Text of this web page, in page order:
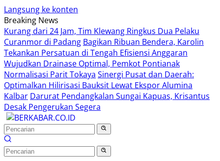
Langsung ke konten
Breaking News
Kurang dari 24 Jam, Tim Klewang Ringkus Dua Pelaku
Curanmor di Padang Bagikan Ribuan Bendera, Karolin
Tekankan Persatuan di Tengah Efisiensi Anggaran
Wujudkan Drainase Optimal, Pemkot Pontianak
Normalisasi Parit Tokaya Sinergi Pusat dan Daerah:
Optimalkan Hilirisasi Bauksit Lewat Ekspor Alumina
Kalbar Darurat Pendangkalan Sungai Kapuas, Krisantus
Desak Pengerukan Segera